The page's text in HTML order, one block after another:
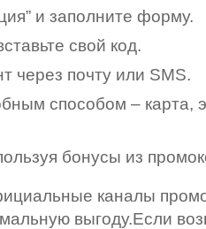
и заполните форму.
свой код.
через почту или SMS.
способом – карта,
бонусы из
каналы
выгоду.Если